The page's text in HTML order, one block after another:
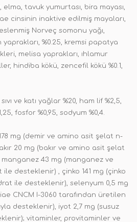
tavuk yumurtası, bira mayası,
cinsinin inaktive edilmiş mayaları,
Norveç somonu yağı,
yaprakları, %0.25, kremsi papatya
melisa yaprakları, ıhlamur
hindiba kökü, zencefil kökü %0.1,
ve katı yağlar %20, ham lif %2,5,
fosfor %0,95, sodyum %0,4.
mg (demir ve amino asit şelat n-
20 mg (bakır ve amino asit şelat
43 mg (manganez ve
desteklenir) , çinko 141 mg (çinko
ile desteklenir), selenyum 0,5 mg
CNCM I-3060 tarafından üretilen
desteklenir), iyot 2,7 mg (susuz
vitaminler, provitaminler ve